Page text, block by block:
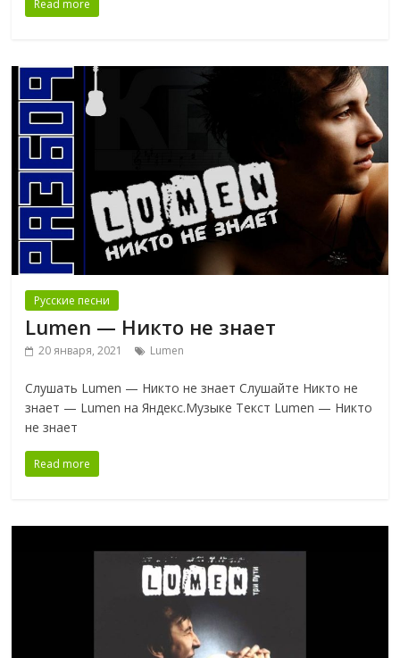
Read more
Русские песни
Lumen — Никто не знает
20 января, 2021 Lumen
Слушать Lumen — Никто не знает Слушайте Никто не
знает — Lumen на Яндекс.Музыке Текст Lumen — Никто
не знает
Read more